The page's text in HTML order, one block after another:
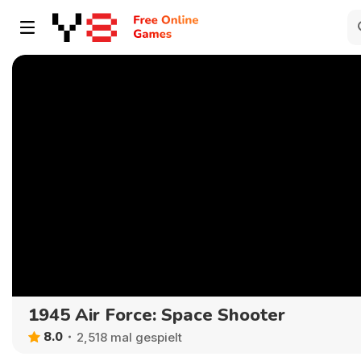
1945 Air Force: Space Shooter
8.0 2,518 mal gespielt